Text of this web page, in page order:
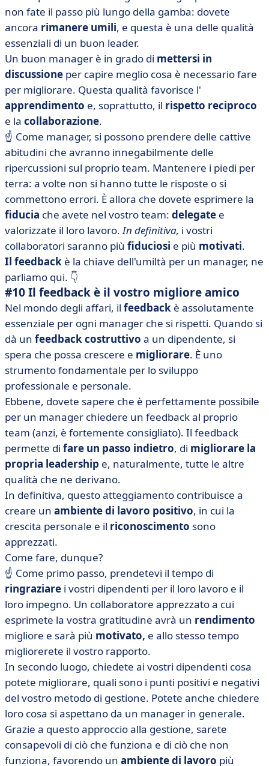
non fate il passo più lungo della gamba: dovete
ancora rimanere umili, e questa è una delle qualità
essenziali di un buon leader.
Un buon manager è in grado di mettersi in
discussione per capire meglio cosa è necessario fare
per migliorare. Questa qualità favorisce l'
apprendimento e, soprattutto, il rispetto reciproco
e la collaborazione.
☝️ Come manager, si possono prendere delle cattive
abitudini che avranno innegabilmente delle
ripercussioni sul proprio team. Mantenere i piedi per
terra: a volte non si hanno tutte le risposte o si
commettono errori. È allora che dovete esprimere la
fiducia che avete nel vostro team: delegate e
valorizzate il loro lavoro.In definitiva, i vostri
collaboratori saranno più fiduciosi e più motivati.
Il feedback è la chiave dell'umiltà per un manager, ne
parliamo qui. 👇
#10 Il feedback è il vostro migliore amico
Nel mondo degli affari, il feedback è assolutamente
essenziale per ogni manager che si rispetti. Quando si
dà un feedbackcostruttivo a un dipendente, si
spera che possa crescere e migliorare. È uno
strumento fondamentale per lo sviluppo
professionale e personale.
Ebbene, dovete sapere che è perfettamente possibile
per un manager chiedere un feedback al proprio
team (anzi, è fortemente consigliato). Il feedback
permette di fare un passo indietro, di migliorare la
propria leadership e, naturalmente, tutte le altre
qualità che ne derivano.
In definitiva, questo atteggiamento contribuisce a
creare un ambiente di lavoro positivo, in cui la
crescita personale e il riconoscimento sono
apprezzati.
Come fare, dunque?
☝️ Come primo passo, prendetevi il tempo di
ringraziare i vostri dipendenti per il loro lavoro e il
loro impegno. Un collaboratore apprezzato a cui
esprimete la vostra gratitudine avrà un rendimento
migliore e sarà più motivato, e allo stesso tempo
migliorerete il vostro rapporto.
In secondo luogo, chiedete ai vostri dipendenti cosa
potete migliorare, quali sono i punti positivi e negativi
del vostro metodo di gestione. Potete anche chiedere
loro cosa si aspettano da un manager in generale.
Grazie a questo approccio alla gestione, sarete
consapevoli di ciò che funziona e di ciò che non
funziona, favorendo un ambientedi lavoro più